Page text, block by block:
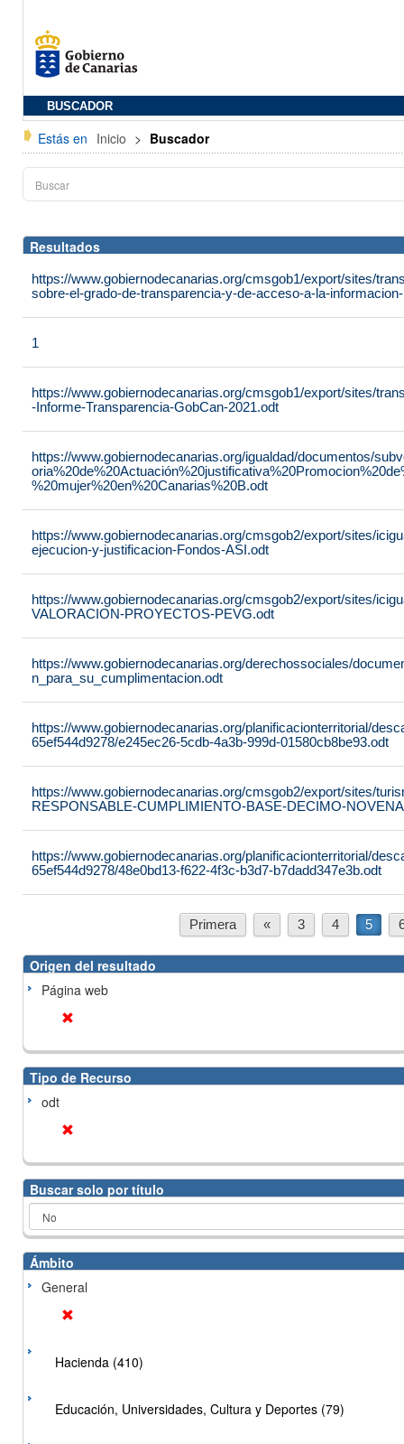
BUSCADOR
Estás en Inicio > Buscador
Resultados
https://www.gobiernodecanarias.org/cmsgob1/export/sites/
sobre-el-grado-de-transparencia-y-de-acceso-a-la-
1
https://www.gobiernodecanarias.org/cmsgob1/export/sites/
-Informe-Transparencia-GobCan-2021.odt
https://www.gobiernodecanarias.org/igualdad/documentos/
%20mujer%20en%20Canarias%20B.odt
https://www.gobiernodecanarias.org/cmsgob2/export/sites/
ejecucion-y-justificacion-Fondos-ASI.odt
https://www.gobiernodecanarias.org/cmsgob2/export/sites/
VALORACION-PROYECTOS-PEVG.odt
https://www.gobiernodecanarias.org/derechossociales/
n_para_su_cumplimentacion.odt
https://www.gobiernodecanarias.org/planificacionterritorial/
65ef544d9278/e245ec26-5cdb-4a3b-999d-01580cb8be93.odt
https://www.gobiernodecanarias.org/cmsgob2/export/sites/
RESPONSABLE-CUMPLIMIENTO-BASE-DECIMO-
https://www.gobiernodecanarias.org/planificacionterritorial/
65ef544d9278/48e0bd13-f622-4f3c-b3d7-b7dadd347e3b.odt
Primera « 3 4 5
Origen del resultado
Página web
Tipo de Recurso
odt
Buscar solo por título
Ámbito
General
Hacienda (410)
Educación, Universidades, Cultura y Deportes (79)